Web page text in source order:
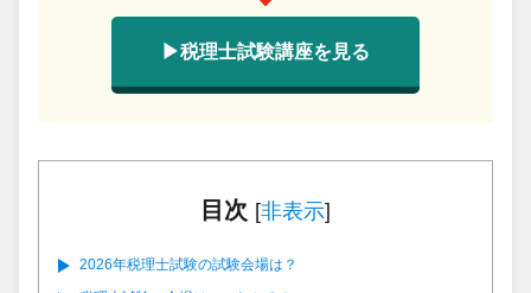
▶税理士試験講座を見る
目次 [非表示]
2026年税理士試験の試験会場は？